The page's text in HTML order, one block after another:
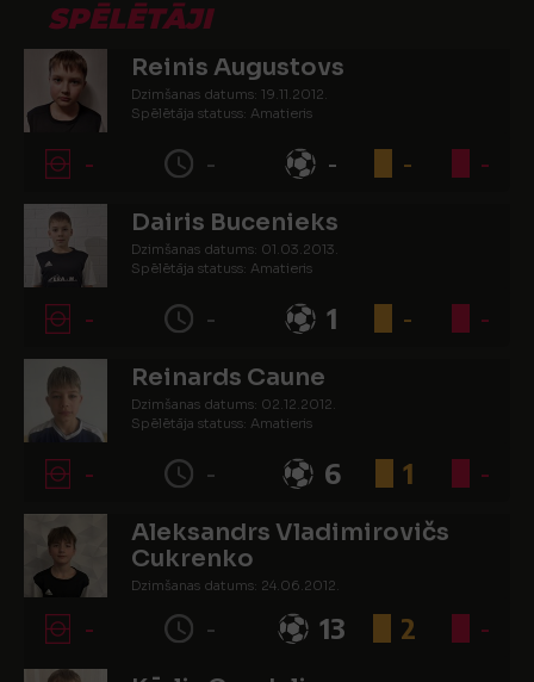
SPĒLĒTĀJI
Reinis Augustovs
Dzimšanas datums: 19.11.2012.
Spēlētāja statuss: Amatieris
- - - - -
Dairis Bucenieks
Dzimšanas datums: 01.03.2013.
Spēlētāja statuss: Amatieris
- - 1 - -
Reinards Caune
Dzimšanas datums: 02.12.2012.
Spēlētāja statuss: Amatieris
- - 6 1 -
Aleksandrs Vladimirovičs
Cukrenko
Dzimšanas datums: 24.06.2012.
- - 13 2 -